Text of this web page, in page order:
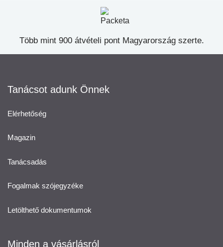
Több mint 900 átvételi pont Magyarország szerte.
Tanácsot adunk Önnek
Elérhetőség
Magazin
Tanácsadás
Fogalmak szójegyzéke
Letölthető dokumentumok
Minden a vásárlásról